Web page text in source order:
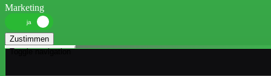
Marketing
Zustimmen
Toggle navigation